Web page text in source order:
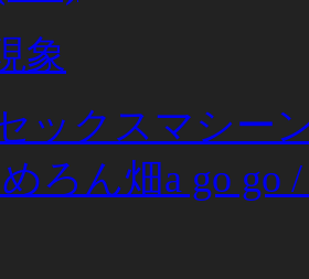
象
ックスマシー
ろん畑a go go